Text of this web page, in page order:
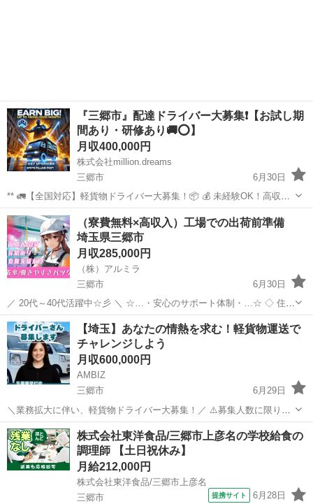
『三郷市』配達ドライバー大募集❗️【お試し期
間あり・研修あり🚚⭕️】
月収400,000円
株式会社million.dreams
三郷市
6月30日
** 🚛【全国対応】軽貨物ドライバー大募集！📦 💰 未経験OK！高収入
も可能！ 🚚 全国チャーター便 × ネット通販配送で安定した仕事量！
🏠 直行直帰OK！ライフスタイルに合わせて働ける！ 📢 業務拡大につ
き、新規ド...
埼玉 三郷市 ドライバー 未経験
（寮費無料×高収入）工場での出荷前準備
埼玉県三郷市
月収285,000円
（株）アルミラ
三郷市
6月30日
／ 20代～40代活躍中☆彡 ＼ ☆…・安心のサポート体制・…☆ ◇ 住ま
いの心配ゼロ！ ◇ • 個室1R完全無料！ • 即日入寮OK！など ◇ 所持金
ゼロでもスタートできる！ ...
埼玉 三郷市 工場 未経験
【埼玉】あなたの情熱を求む！軽貨物運送で
チャレンジしよう
月収600,000円
AMBIZ
三郷市
6月29日
＼業務拡大に伴い、軽貨物ドライバー大募集！／ ⚠️募集人数に限りが
ございます⚠️ 【勤務地】 埼玉県三郷市花和田 -------------------- 【報酬】
月収目安25〜60万円 ※稼働日数や担当コー...
埼玉 三郷市 物流 業務
株式会社東洋食品/三郷市上彦名の学校給食の
調理師 【土日祝休み】
月給212,000円
株式会社東洋食品/三郷市上彦名
三郷市
提携サイト 6月28日